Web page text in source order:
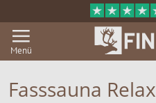
Menü
Fasssauna Relax